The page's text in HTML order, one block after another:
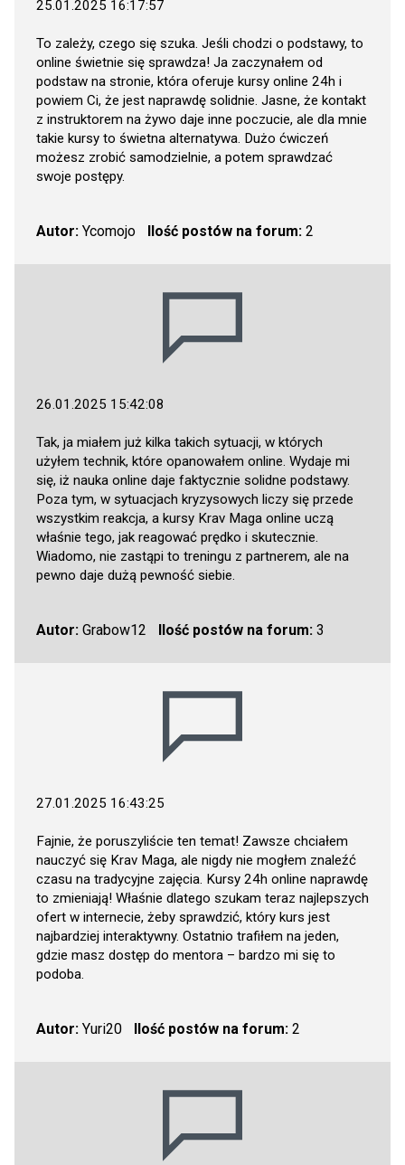
25.01.2025 16:17:57
To zależy, czego się szuka. Jeśli chodzi o podstawy, to
online świetnie się sprawdza! Ja zaczynałem od
podstaw na stronie, która oferuje kursy online 24h i
powiem Ci, że jest naprawdę solidnie. Jasne, że kontakt
z instruktorem na żywo daje inne poczucie, ale dla mnie
takie kursy to świetna alternatywa. Dużo ćwiczeń
możesz zrobić samodzielnie, a potem sprawdzać
swoje postępy.
Autor: Ycomojo Ilość postów na forum:2
26.01.2025 15:42:08
Tak, ja miałem już kilka takich sytuacji, w których
użyłem technik, które opanowałem online. Wydaje mi
się, iż nauka online daje faktycznie solidne podstawy.
Poza tym, w sytuacjach kryzysowych liczy się przede
wszystkim reakcja, a kursy Krav Maga online uczą
właśnie tego, jak reagować prędko i skutecznie.
Wiadomo, nie zastąpi to treningu z partnerem, ale na
pewno daje dużą pewność siebie.
Autor: Grabow12 Ilość postów na forum:3
27.01.2025 16:43:25
Fajnie, że poruszyliście ten temat! Zawsze chciałem
nauczyć się Krav Maga, ale nigdy nie mogłem znaleźć
czasu na tradycyjne zajęcia. Kursy 24h online naprawdę
to zmieniają! Właśnie dlatego szukam teraz najlepszych
ofert w internecie, żeby sprawdzić, który kurs jest
najbardziej interaktywny. Ostatnio trafiłem na jeden,
gdzie masz dostęp do mentora – bardzo mi się to
podoba.
Autor: Yuri20 Ilość postów na forum:2